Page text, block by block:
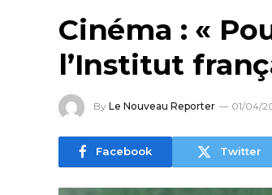
Cinéma : «
l’Institut
By Le Nouveau Reporter 01/04/
Facebook Twitter